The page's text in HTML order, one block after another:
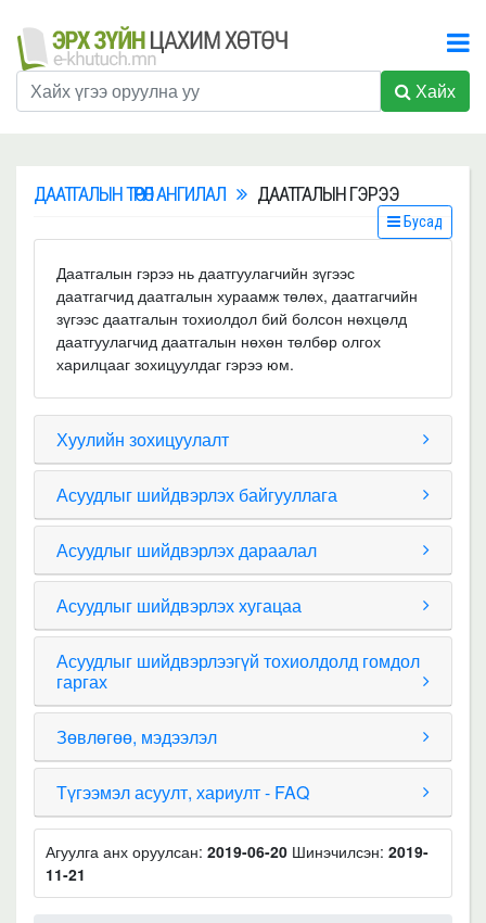
Хайх
ДААТГАЛЫН ТӨРӨЛ АНГИЛАЛ ДААТГАЛЫН ГЭРЭЭ
Бусад
Даатгалын гэрээ нь даатгуулагчийн зүгээс
даатгагчид даатгалын хураамж төлөх, даатгагчийн
зүгээс даатгалын тохиолдол бий болсон нөхцөлд
даатгуулагчид даатгалын нөхөн төлбөр олгох
харилцааг зохицуулдаг гэрээ юм.
Хуулийн зохицуулалт
Асуудлыг шийдвэрлэх байгууллага
Асуудлыг шийдвэрлэх дараалал
Асуудлыг шийдвэрлэх хугацаа
Асуудлыг шийдвэрлээгүй тохиолдолд гомдол
гаргах
Зөвлөгөө, мэдээлэл
Түгээмэл асуулт, хариулт - FAQ
Агуулга анх оруулсан: 2019-06-20 Шинэчилсэн: 2019-
11-21